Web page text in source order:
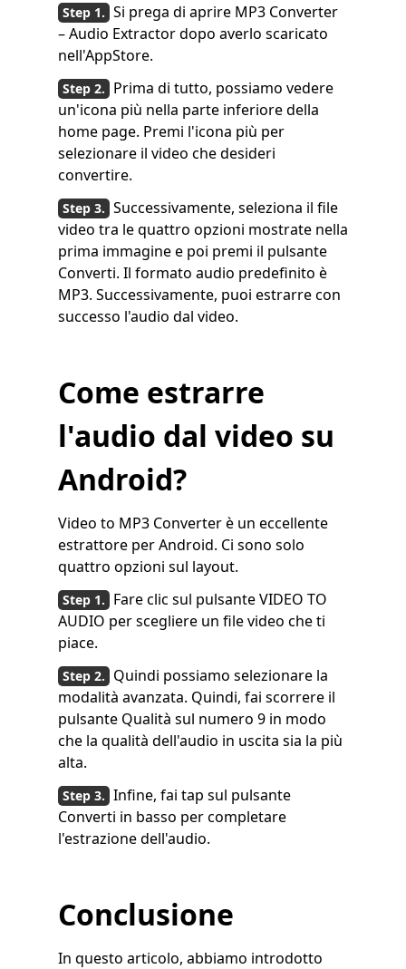
Si prega di aprire MP3 Converter
– Audio Extractor dopo averlo scaricato
nell'AppStore.
Prima di tutto, possiamo vedere
un'icona più nella parte inferiore della
home page. Premi l'icona più per
selezionare il video che desideri
convertire.
Successivamente, seleziona il file
video tra le quattro opzioni mostrate nella
prima immagine e poi premi il pulsante
Converti. Il formato audio predefinito è
MP3. Successivamente, puoi estrarre con
successo l'audio dal video.
Come estrarre
l'audio dal video su
Android?
Video to MP3 Converter è un eccellente
estrattore per Android. Ci sono solo
quattro opzioni sul layout.
Fare clic sul pulsante VIDEO TO
AUDIO per scegliere un file video che ti
piace.
Quindi possiamo selezionare la
modalità avanzata. Quindi, fai scorrere il
pulsante Qualità sul numero 9 in modo
che la qualità dell'audio in uscita sia la più
alta.
Infine, fai tap sul pulsante
Converti in basso per completare
l'estrazione dell'audio.
Conclusione
In questo articolo, abbiamo introdotto